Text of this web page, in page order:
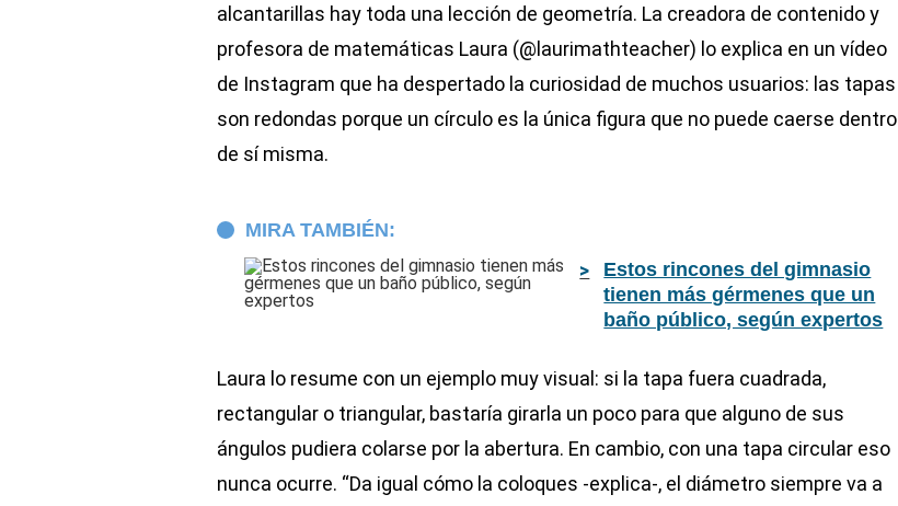
alcantarillas hay toda una lección de geometría. La creadora de contenido y
profesora de matemáticas Laura (@laurimathteacher) lo explica en un vídeo
de Instagram que ha despertado la curiosidad de muchos usuarios: las tapas
son redondas porque un círculo es la única figura que no puede caerse dentro
de sí misma.
MIRA TAMBIÉN:
Estos rincones del gimnasio
tienen más gérmenes que un
baño público, según expertos
Laura lo resume con un ejemplo muy visual: si la tapa fuera cuadrada,
rectangular o triangular, bastaría girarla un poco para que alguno de sus
ángulos pudiera colarse por la abertura. En cambio, con una tapa circular eso
nunca ocurre. “Da igual cómo la coloques -explica-, el diámetro siempre va a